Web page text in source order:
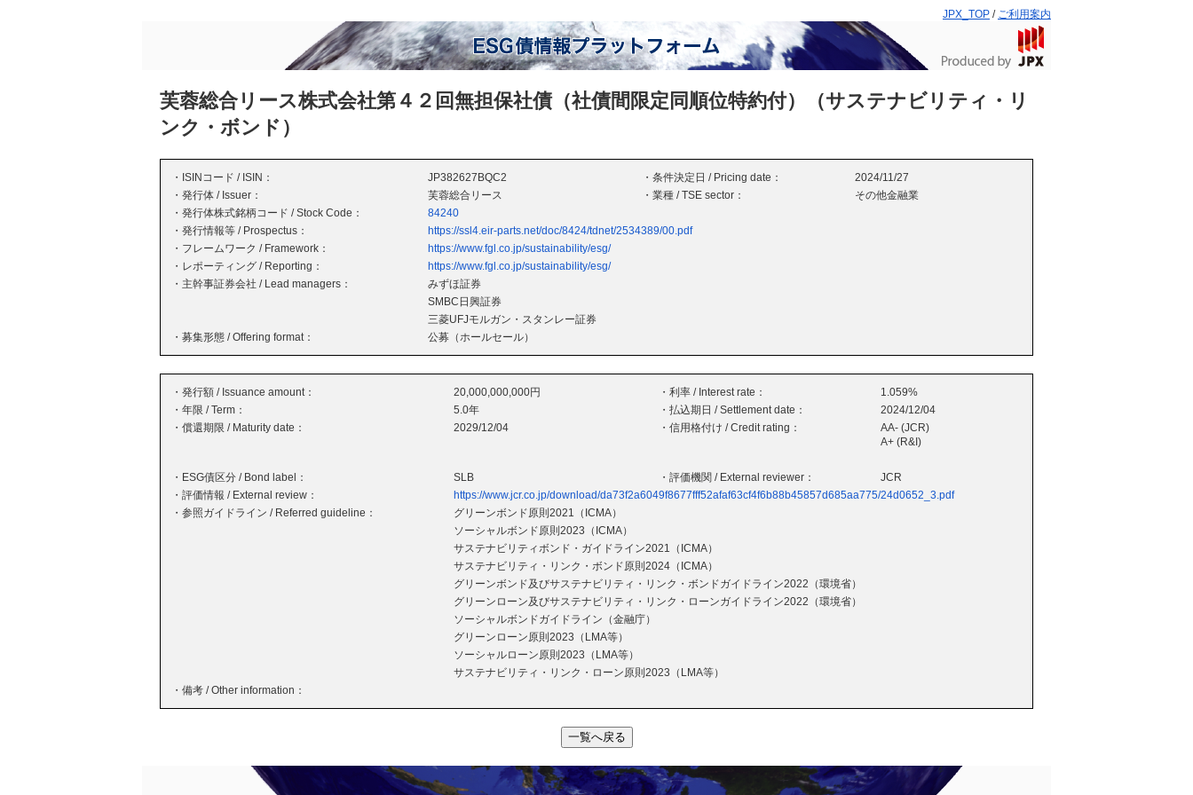
JPX_TOP / ご利用案内
芙蓉総合リース株式会社第４２回無担保社債（社債間限定同順位特約付）（サステナビリティ・リ
ンク・ボンド）
・ISINコード / ISIN： JP382627BQC2 ・条件決定日 / Pricing date：
2024/11/27
・発行体 / Issuer：
芙蓉総合リース ・業種 / TSE sector：
その他金融業
・発行体株式銘柄コード / Stock Code：
84240
・発行情報等 / Prospectus：
https://ssl4.eir-parts.net/doc/8424/tdnet/2534389/00.pdf
・フレームワーク / Framework：
https://www.fgl.co.jp/sustainability/esg/
・レポーティング / Reporting：
https://www.fgl.co.jp/sustainability/esg/
・主幹事証券会社 / Lead managers：
みずほ証券
SMBC日興証券
三菱UFJモルガン・スタンレー証券
・募集形態 / Offering format：
公募（ホールセール）
・発行額 / Issuance amount： 20,000,000,000円 ・利率 / Interest rate：
1.059%
・年限 / Term：
5.0年 ・払込期日 / Settlement date：
2024/12/04
・償還期限 / Maturity date：
2029/12/04 ・信用格付け / Credit rating：
AA- (JCR)
A+ (R&I)
・ESG債区分 / Bond label： SLB ・評価機関 / External reviewer：
JCR
・評価情報 / External review：
https://www.jcr.co.jp/download/da73f2a6049f8677fff52afaf63cf4f6b88b45857d685aa775/24d0652_3.pdf
・参照ガイドライン / Referred guideline：
グリーンボンド原則2021（ICMA）
ソーシャルボンド原則2023（ICMA）
サステナビリティボンド・ガイドライン2021（ICMA）
サステナビリティ・リンク・ボンド原則2024（ICMA）
グリーンボンド及びサステナビリティ・リンク・ボンドガイドライン2022（環境省）
グリーンローン及びサステナビリティ・リンク・ローンガイドライン2022（環境省）
ソーシャルボンドガイドライン（金融庁）
グリーンローン原則2023（LMA等）
ソーシャルローン原則2023（LMA等）
サステナビリティ・リンク・ローン原則2023（LMA等）
・備考 / Other information：
一覧へ戻る